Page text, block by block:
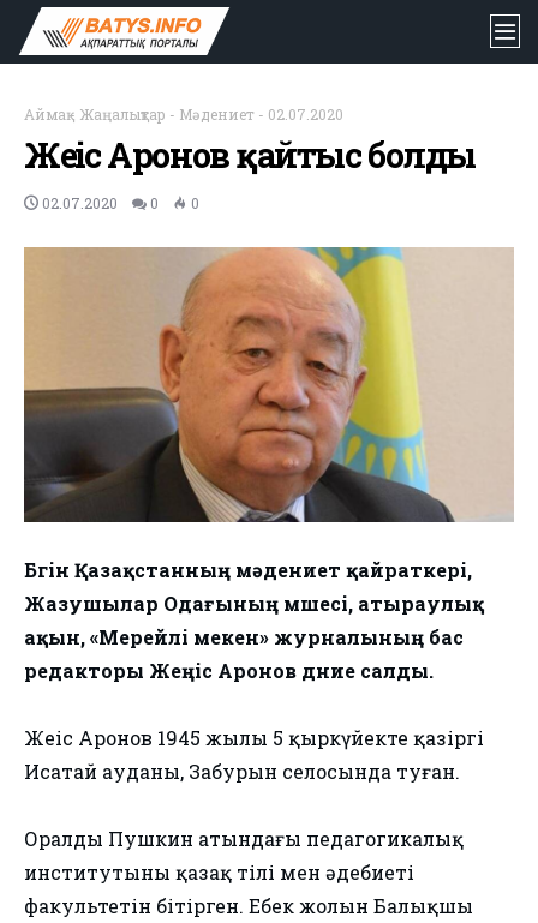
Аймақ- Жаңалықтар - Мәдениет - 02.07.2020
Жеңіс Аронов қайтыс болды
02.07.2020 0 0
Бүгін Қазақстанның мәдениет қайраткері,
Жазушылар Одағының мүшесі, атыраулық
ақын, «Мерейлі мекен» журналының бас
редакторы Жеңіс Аронов дүние салды.
Жеңіс Аронов 1945 жылы 5 қыркүйекте қазіргі
Исатай ауданы, Забурын селосында туған.
Оралдың Пушкин атындағы педагогикалық
институтының қазақ тілі мен әдебиеті
факультетін бітірген. Еңбек жолын Балықшы